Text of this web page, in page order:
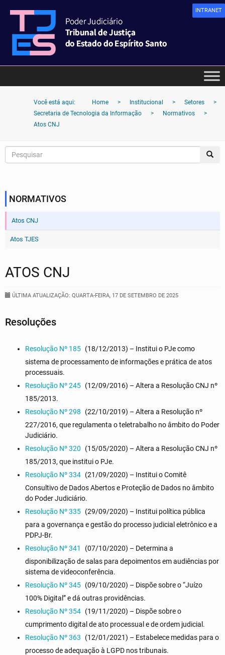
INTRANET
Você está aqui: Home > Institucional > Setores
>
Secretaria de Tecnologia da Informação
> Normativos
>
Atos CNJ
NORMATIVOS
Atos CNJ
Atos TJES
ATOS CNJ
ÚLTIMA ATUALIZAÇÃO: QUARTA-FEIRA, 17 DE SETEMBRO DE 2025
Resoluções
Resolução Nº 185 (18/12/2013) – Institui o PJe como
sistema de processamento de informações e prática de atos
processuais.
Resolução Nº 245 (12/09/2016) – Altera a Resolução CNJ nº
185/2013.
Resolução Nº 298
(22/10/2019) – Altera a Resolução nº
227/2016, que regulamenta o teletrabalho no âmbito do Poder
Judiciário.
Resolução Nº 320
(15/05/2020) – Altera a Resolução CNJ nº
185/2013, que institui o PJe.
Resolução Nº 334 (21/09/2020) – Institui o Comitê
Consultivo de Dados Abertos e Proteção de Dados no âmbito
do Poder Judiciário.
Resolução Nº 335 (29/09/2020) – Institui política pública
para a governança e gestão do processo judicial eletrônico e a
PDPJ-Br.
Resolução Nº 341
(07/10/2020) – Determina a
disponibilização de salas para depoimentos em audiências por
sistema de videoconferência.
Resolução Nº 345 (09/10/2020) – Dispõe sobre o “Juízo
100% Digital” e dá outras providências.
Resolução Nº 354 (19/11/2020) – Dispõe sobre o
cumprimento digital de ato processual e de ordem judicial.
Resolução Nº 363
(12/01/2021) – Estabelece medidas para o
processo de adequação à LGPD nos tribunais.